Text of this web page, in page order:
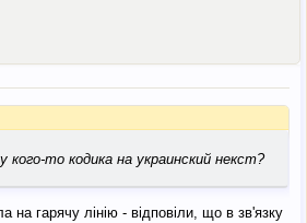
кого-то кодика на украинский некст?
на гарячу лінію - відповіли, що в зв'язку